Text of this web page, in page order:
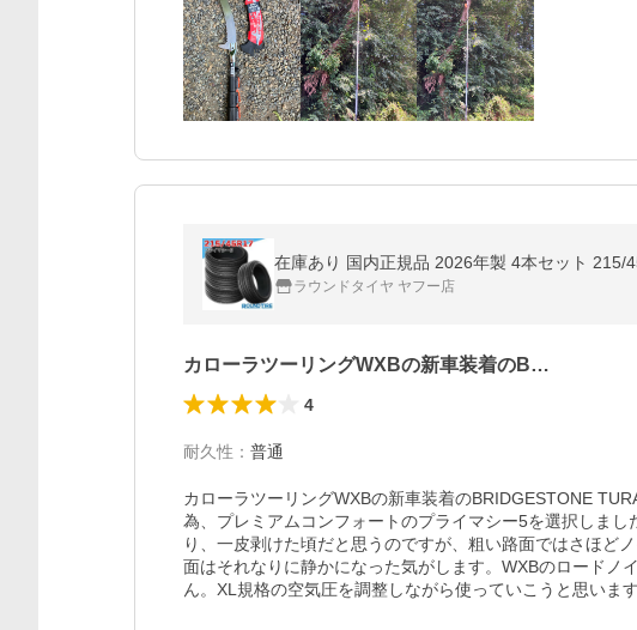
在庫あり 国内正規品 2026年製 4本セット 215/
ラウンドタイヤ ヤフー店
カローラツーリングWXBの新車装着のB…
4
耐久性 ： 普通
カローラツーリングWXBの新車装着のBRIDGESTONE
為、プレミアムコンフォートのプライマシー5を選択しま
り、一皮剥けた頃だと思うのですが、粗い路面ではさほど
面はそれなりに静かになった気がします。WXBのロードノ
ん。XL規格の空気圧を調整しながら使っていこうと思います